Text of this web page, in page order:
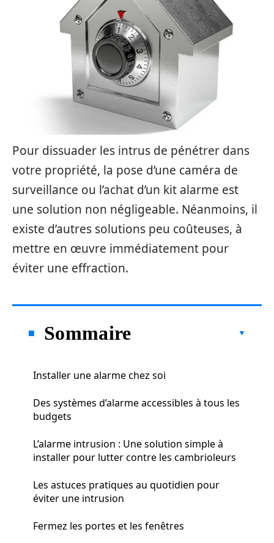
Pour dissuader les intrus de pénétrer dans
votre propriété, la pose d’une caméra de
surveillance ou l’achat d’un kit alarme est
une solution non négligeable. Néanmoins, il
existe d’autres solutions peu coûteuses, à
mettre en œuvre immédiatement pour
éviter une effraction.
Sommaire
Installer une alarme chez soi
Des systèmes d’alarme accessibles à tous les
budgets
L’alarme intrusion : Une solution simple à
installer pour lutter contre les cambrioleurs
Les astuces pratiques au quotidien pour
éviter une intrusion
Fermez les portes et les fenêtres